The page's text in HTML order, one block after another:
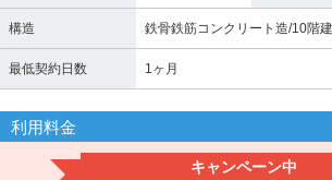
構造 鉄骨鉄筋コンクリート造/10階建
最低契約日数 1ヶ月
利用料金
キャンペーン中